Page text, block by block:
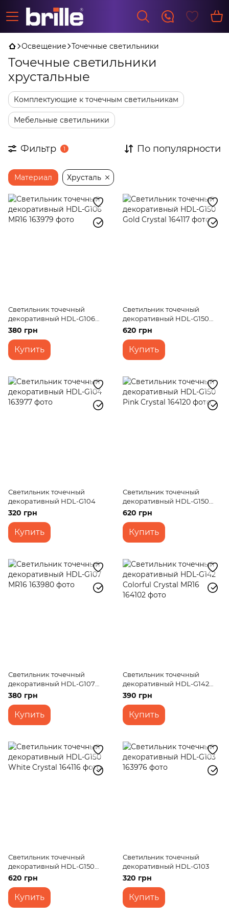
Освещение Точечные светильники
Точечные светильники
хрустальные
Комплектующие к точечным светильникам
Мебельные светильники
Фильтр 1 По популярности
Материал Хрусталь
Светильник точечный
декоративный HDL-G106
MR16
380 грн
Купить
Светильник точечный
декоративный HDL-G150
Gold Crystal
620 грн
Купить
Светильник точечный
декоративный HDL-G104
320 грн
Купить
Светильник точечный
декоративный HDL-G150
Pink Crystal
620 грн
Купить
Светильник точечный
декоративный HDL-G107
MR16
380 грн
Купить
Светильник точечный
декоративный HDL-G142
Colorful Crystal MR16
390 грн
Купить
Светильник точечный
декоративный HDL-G150
White Crystal
620 грн
Купить
Светильник точечный
декоративный HDL-G103
320 грн
Купить